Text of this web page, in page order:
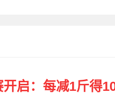
启：每减1斤得